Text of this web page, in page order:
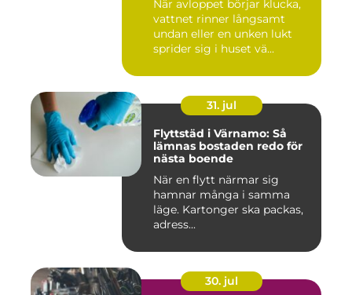
När avloppet börjar klucka,
vattnet rinner långsamt
undan eller en unken lukt
sprider sig i huset vä...
31. jul
Flyttstäd i Värnamo: Så
lämnas bostaden redo för
nästa boende
När en flytt närmar sig
hamnar många i samma
läge. Kartonger ska packas,
adress...
30. jul